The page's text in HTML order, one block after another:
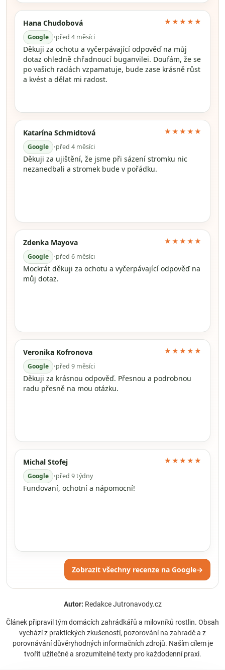
Hana Chudobová
Google •před 4 měsíci
★★★★★
Děkuji za ochotu a vyčerpávající odpověď na můj
dotaz ohledně chřadnoucí buganvilei. Doufám, že se
po vašich radách vzpamatuje, bude zase krásně růst
a kvést a dělat mi radost.
Katarína Schmidtová
Google •před 4 měsíci
★★★★★
Děkuji za ujištění, že jsme při sázení stromku nic
nezanedbali a stromek bude v pořádku.
Zdenka Mayova
Google •před 6 měsíci
★★★★★
Mockrát děkuji za ochotu a vyčerpávající odpověď na
můj dotaz.
Veronika Kofronova
Google •před 9 měsíci
★★★★★
Děkuji za krásnou odpověď. Přesnou a podrobnou
radu přesně na mou otázku.
Michal Stofej
Google •před 9 týdny
★★★★★
Fundovaní, ochotní a nápomocní!
Zobrazit všechny recenze na Google→
Autor: Redakce Jutronavody.cz
Článek připravil tým domácích zahrádkářů a milovníků rostlin. Obsah
vychází z praktických zkušeností, pozorování na zahradě a z
porovnávání důvěryhodných informačních zdrojů. Naším cílem je
tvořit užitečné a srozumitelné texty pro každodenní praxi.